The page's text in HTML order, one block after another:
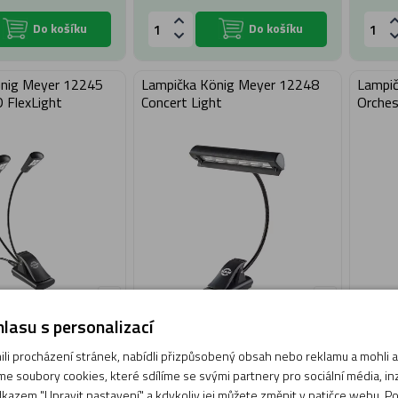
Do košíku Do košíku
Meyer 12245
FlexLight
699 Kč
1 ks
10.08.2026
Lampička König Meyer 12248
Concert Light
Skladem 5 ks
Expedujeme: 10.08.2026
s personalizací
procházení stránek, nabídli přizpůsobený obsah nebo reklamu a mohli
soubory cookies, které sdílíme se svými partnery pro sociální média,